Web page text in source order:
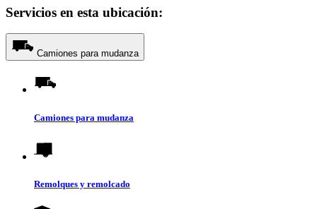
Servicios en esta ubicación:
Camiones para mudanza
Camiones para mudanza
Remolques y remolcado